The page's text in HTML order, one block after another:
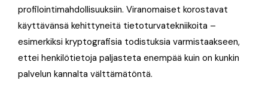
profilointimahdollisuuksiin. Viranomaiset korostavat
käyttävänsä kehittyneitä tietoturvatekniikoita –
esimerkiksi kryptografisia todistuksia varmistaakseen,
ettei henkilötietoja paljasteta enempää kuin on kunkin
palvelun kannalta välttämätöntä.